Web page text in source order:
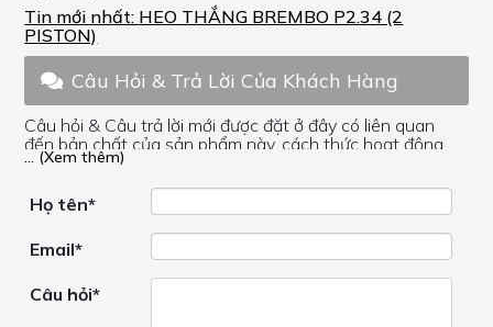
Tin mới nhất: HEO THẮNG BREMBO P2.34 (2
PISTON)
Câu Hỏi & Trả Lời Của Khách Hàng
Câu hỏi & Câu trả lời mới được đặt ở đây có liên quan
đến bản chất của sản phẩm này, cách thức hoạt động,
nơi hoạt động, liệu nó có hữu ích không, v.v.
câu hỏi của bạn ở đây mà bên trong trang đó.
... (Xem thêm)
Họ tên*
Email*
Câu hỏi*